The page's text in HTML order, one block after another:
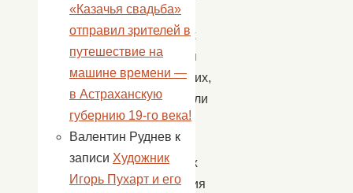
о
способах
спасения
утопающих,
рассказали
детям
о
правилах
поведения
«Казачья свадьба»
отправил зрителей в
путешествие на
машине времени —
в Астраханскую
губернию 19-го века!
Валентин Руднев к
записи Художник
Игорь Пухарт и его